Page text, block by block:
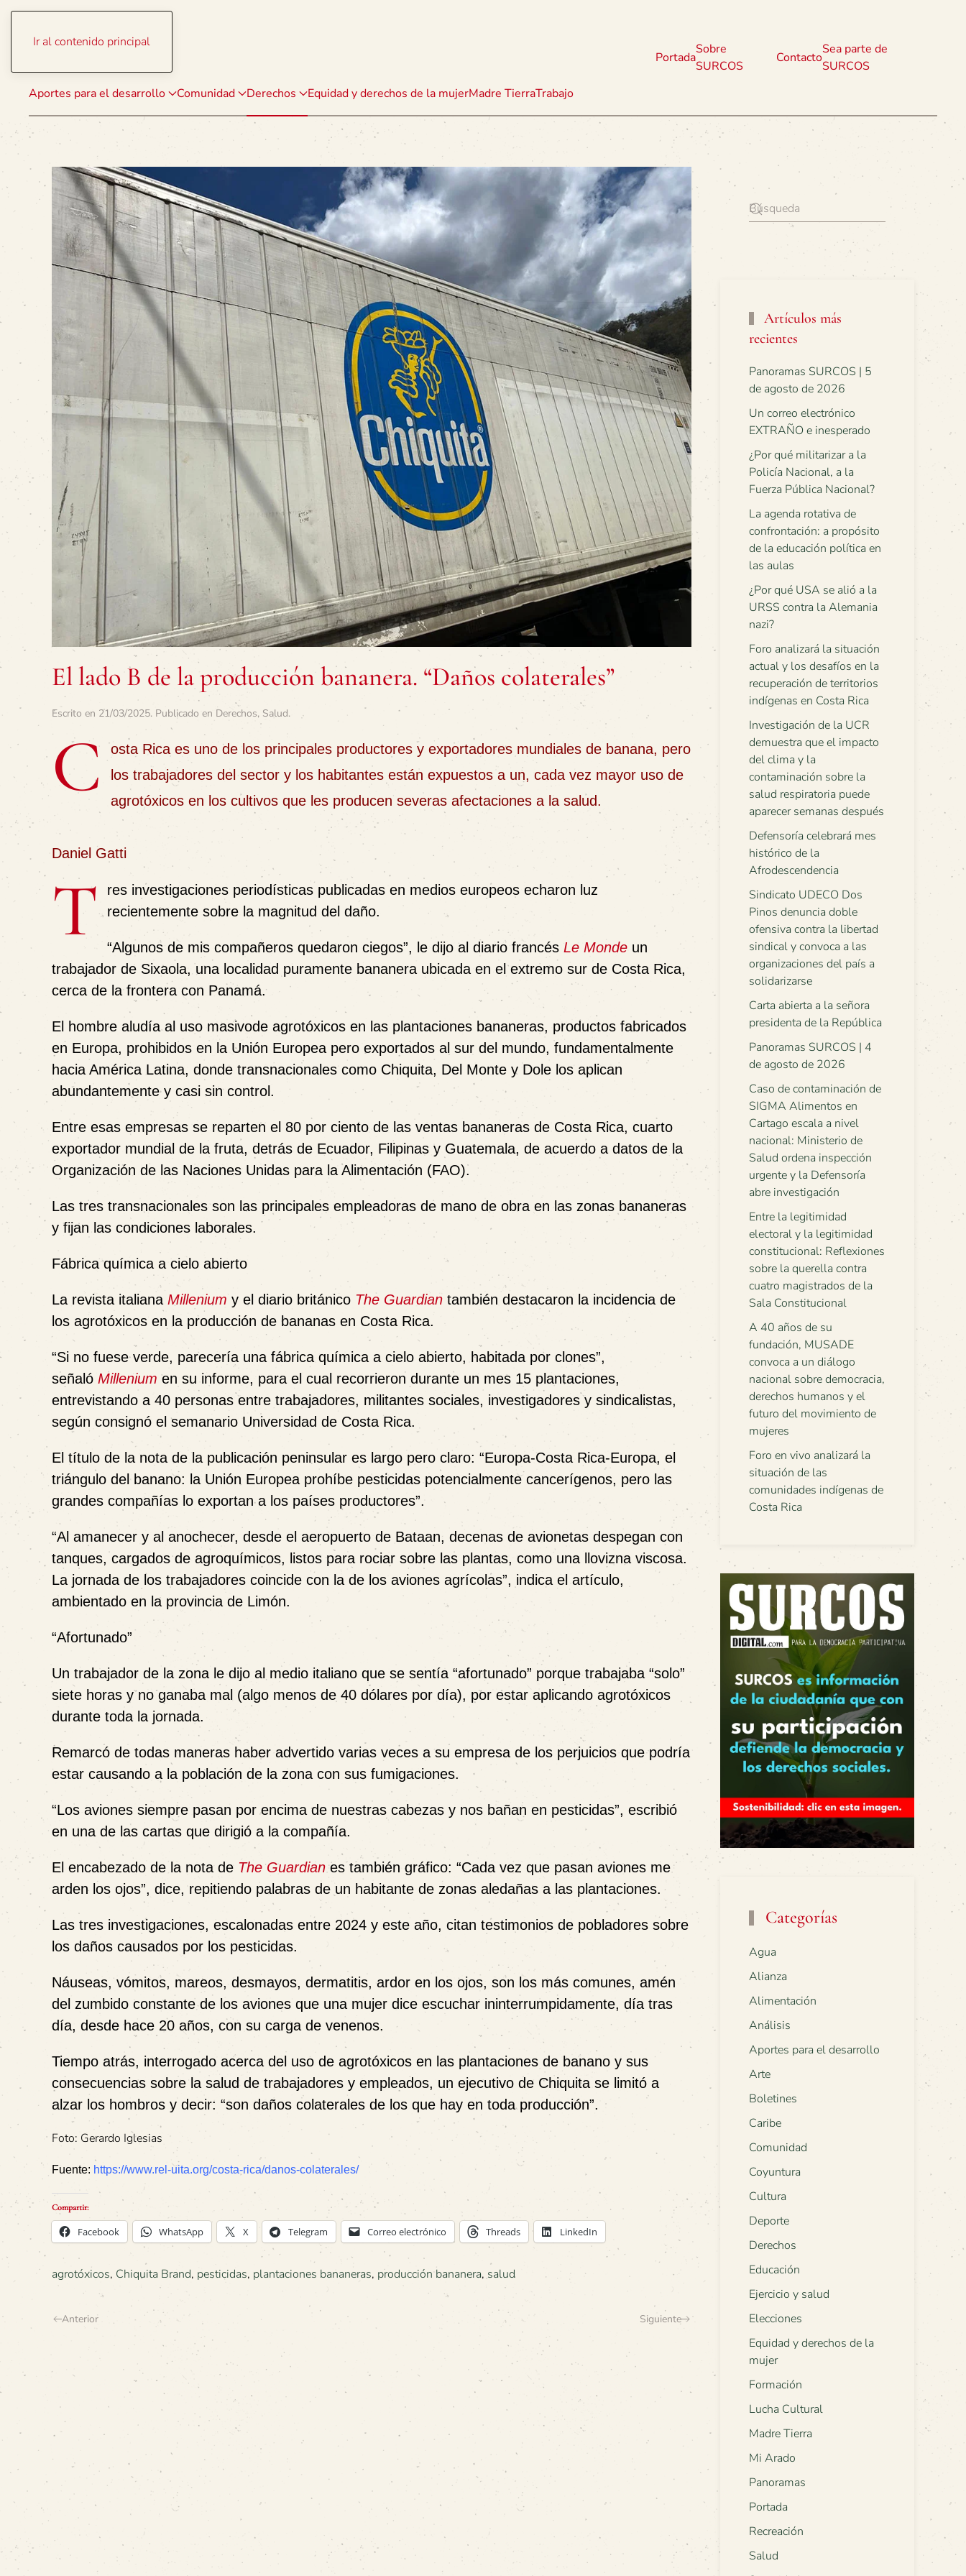
Ir al contenido principal
Aportes para el desarrollo Comunidad Derechos Equidad y derechos de la mujerMadre TierraTrabajo
Portada
Sobre
SURCOS
Contacto
Sea parte de
SURCOS
El lado B de la producción bananera. “Daños colaterales”
Escrito en 21/03/2025. Publicado en Derechos, Salud.
C
osta Rica es uno de los principales productores y exportadores mundiales de banana, pero
los trabajadores del sector y los habitantes están expuestos a un, cada vez mayor uso de
agrotóxicos en los cultivos que les producen severas afectaciones a la salud.
Daniel Gatti
T
res investigaciones periodísticas publicadas en medios europeos echaron luz
recientemente sobre la magnitud del daño.
“Algunos de mis compañeros quedaron ciegos”, le dijo al diario francés Le Monde un
trabajador de Sixaola, una localidad puramente bananera ubicada en el extremo sur de Costa Rica,
cerca de la frontera con Panamá.
El hombre aludía al uso masivode agrotóxicos en las plantaciones bananeras, productos fabricados
en Europa, prohibidos en la Unión Europea pero exportados al sur del mundo, fundamentalmente
hacia América Latina, donde transnacionales como Chiquita, Del Monte y Dole los aplican
abundantemente y casi sin control.
Entre esas empresas se reparten el 80 por ciento de las ventas bananeras de Costa Rica, cuarto
exportador mundial de la fruta, detrás de Ecuador, Filipinas y Guatemala, de acuerdo a datos de la
Organización de las Naciones Unidas para la Alimentación (FAO).
Las tres transnacionales son las principales empleadoras de mano de obra en las zonas bananeras
y fijan las condiciones laborales.
Fábrica química a cielo abierto
La revista italiana Millenium y el diario británico The Guardian también destacaron la incidencia de
los agrotóxicos en la producción de bananas en Costa Rica.
“Si no fuese verde, parecería una fábrica química a cielo abierto, habitada por clones”,
señaló Millenium en su informe, para el cual recorrieron durante un mes 15 plantaciones,
entrevistando a 40 personas entre trabajadores, militantes sociales, investigadores y sindicalistas,
según consignó el semanario Universidad de Costa Rica.
El título de la nota de la publicación peninsular es largo pero claro: “Europa-Costa Rica-Europa, el
triángulo del banano: la Unión Europea prohíbe pesticidas potencialmente cancerígenos, pero las
grandes compañías lo exportan a los países productores”.
“Al amanecer y al anochecer, desde el aeropuerto de Bataan, decenas de avionetas despegan con
tanques, cargados de agroquímicos, listos para rociar sobre las plantas, como una llovizna viscosa.
La jornada de los trabajadores coincide con la de los aviones agrícolas”, indica el artículo,
ambientado en la provincia de Limón.
“Afortunado”
Un trabajador de la zona le dijo al medio italiano que se sentía “afortunado” porque trabajaba “solo”
siete horas y no ganaba mal (algo menos de 40 dólares por día), por estar aplicando agrotóxicos
durante toda la jornada.
Remarcó de todas maneras haber advertido varias veces a su empresa de los perjuicios que podría
estar causando a la población de la zona con sus fumigaciones.
“Los aviones siempre pasan por encima de nuestras cabezas y nos bañan en pesticidas”, escribió
en una de las cartas que dirigió a la compañía.
El encabezado de la nota de The Guardianes también gráfico: “Cada vez que pasan aviones me
arden los ojos”, dice, repitiendo palabras de un habitante de zonas aledañas a las plantaciones.
Las tres investigaciones, escalonadas entre 2024 y este año, citan testimonios de pobladores sobre
los daños causados por los pesticidas.
Náuseas, vómitos, mareos, desmayos, dermatitis, ardor en los ojos, son los más comunes, amén
del zumbido constante de los aviones que una mujer dice escuchar ininterrumpidamente, día tras
día, desde hace 20 años, con su carga de venenos.
Tiempo atrás, interrogado acerca del uso de agrotóxicos en las plantaciones de banano y sus
consecuencias sobre la salud de trabajadores y empleados, un ejecutivo de Chiquita se limitó a
alzar los hombros y decir: “son daños colaterales de los que hay en toda producción”.
Foto: Gerardo Iglesias
Fuente: https://www.rel-uita.org/costa-rica/danos-colaterales/
Compartir:
Facebook WhatsApp X Telegram Correo electrónico Threads LinkedIn
agrotóxicos, Chiquita Brand, pesticidas, plantaciones bananeras, producción bananera,salud
Anterior Siguiente
Artículos más
recientes
Panoramas SURCOS | 5
de agosto de 2026
Un correo electrónico
EXTRAÑO e inesperado
¿Por qué militarizar a la
Policía Nacional, a la
Fuerza Pública Nacional?
La agenda rotativa de
confrontación: a propósito
de la educación política en
las aulas
¿Por qué USA se alió a la
URSS contra la Alemania
nazi?
Foro analizará la situación
actual y los desafíos en la
recuperación de territorios
indígenas en Costa Rica
Investigación de la UCR
demuestra que el impacto
del clima y la
contaminación sobre la
salud respiratoria puede
aparecer semanas después
Defensoría celebrará mes
histórico de la
Afrodescendencia
Sindicato UDECO Dos
Pinos denuncia doble
ofensiva contra la libertad
sindical y convoca a las
organizaciones del país a
solidarizarse
Carta abierta a la señora
presidenta de la República
Panoramas SURCOS | 4
de agosto de 2026
Caso de contaminación de
SIGMA Alimentos en
Cartago escala a nivel
nacional: Ministerio de
Salud ordena inspección
urgente y la Defensoría
abre investigación
Entre la legitimidad
electoral y la legitimidad
constitucional: Reflexiones
sobre la querella contra
cuatro magistrados de la
Sala Constitucional
A 40 años de su
fundación, MUSADE
convoca a un diálogo
nacional sobre democracia,
derechos humanos y el
futuro del movimiento de
mujeres
Foro en vivo analizará la
situación de las
comunidades indígenas de
Costa Rica
Categorías
Agua
Alianza
Alimentación
Análisis
Aportes para el desarrollo
Arte
Boletines
Caribe
Comunidad
Coyuntura
Cultura
Deporte
Derechos
Educación
Ejercicio y salud
Elecciones
Equidad y derechos de la
mujer
Formación
Lucha Cultural
Madre Tierra
Mi Arado
Panoramas
Portada
Recreación
Salud